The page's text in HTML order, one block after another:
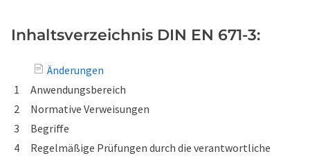
Inhaltsverzeichnis DIN EN 671-3:
Änderungen
1
Anwendungsbereich
2
Normative Verweisungen
3
Begriffe
4
Regelmäßige Prüfungen durch die verantwortliche